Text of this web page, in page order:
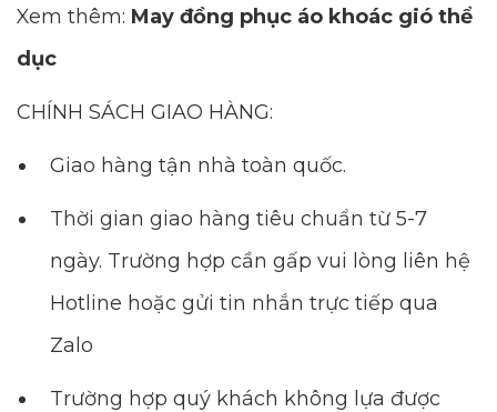
Xem thêm: May đồng phục áo khoác gió thể
dục
CHÍNH SÁCH GIAO HÀNG:
Giao hàng tận nhà toàn quốc.
Thời gian giao hàng tiêu chuẩn từ 5-7
ngày. Trường hợp cần gấp vui lòng liên hệ
Hotline hoặc gửi tin nhắn trực tiếp qua
Zalo
Trường hợp quý khách không lựa được